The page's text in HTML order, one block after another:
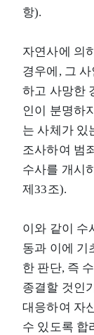
항).
자연사에 의
경우에, 그
하고 사망한
인이 분명하
는 사체가 있
조사하여 범
수사를 개시
제33조).
이와 같이 수
동과 이에 기
한 판단, 즉
종결할 것인
대응하여 자
수 있도록 합